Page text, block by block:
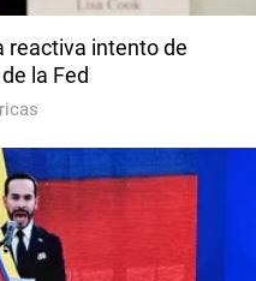
reactiva intento de
la Fed